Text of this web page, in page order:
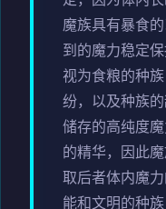
魔族具有暴食
到的魔力稳定
视为食粮的种
纷，以及种族
储存的高纯度
的精华，因此
取后者体内魔
能和文明的种